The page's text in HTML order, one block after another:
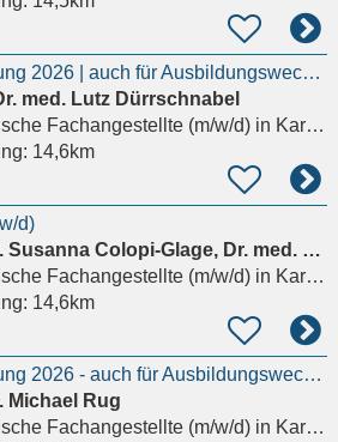
Ausbildung 2026 | auch für Ausbildungswechsler/innen (m/w/d)
med. Lutz Dürrschnabel
Fachangestellte (m/w/d)in Karlsruhe, Innenstadt-West
14,6km
d)
Dr. med. Susanna Colopi-Glage, Dr. med. Marc Steffen Stintz und Joachim Wambsgansz
Fachangestellte (m/w/d)in Karlsruhe, Südweststadt
14,6km
Ausbildung 2026 - auch für Ausbildungswechsler/-innen (m/w/d)
Michael Rug
Fachangestellte (m/w/d)in Karlsruhe, Innenstadt-West